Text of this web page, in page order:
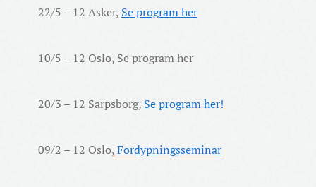
22/5 – 12 Asker, Se program her
10/5 – 12 Oslo, Se program her
20/3 – 12 Sarpsborg, Se program her!
09/2 – 12 Oslo,Fordypningsseminar